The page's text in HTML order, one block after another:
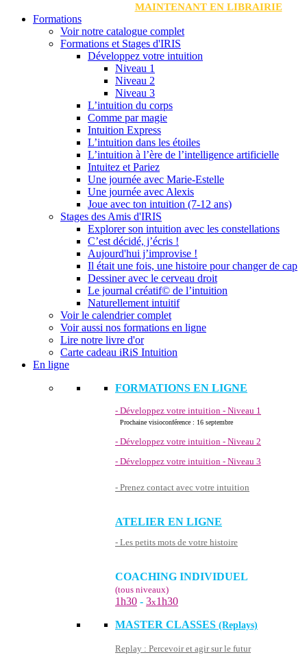
MAINTENANT EN LIBRAIRIE
Formations
Voir notre catalogue complet
Formations et Stages d'IRIS
Développez votre intuition
Niveau 1
Niveau 2
Niveau 3
L’intuition du corps
Comme par magie
Intuition Express
L’intuition dans les étoiles
L’intuition à l’ère de l’intelligence artificielle
Intuitez et Pariez
Une journée avec Marie-Estelle
Une journée avec Alexis
Joue avec ton intuition (7-12 ans)
Stages des Amis d'IRIS
Explorer son intuition avec les constellations
C’est décidé, j’écris !
Aujourd'hui j’improvise !
Il était une fois, une histoire pour changer de cap
Dessiner avec le cerveau droit
Le journal créatif© de l’intuition
Naturellement intuitif
Voir le calendrier complet
Voir aussi nos formations en ligne
Lire notre livre d'or
Carte cadeau iRiS Intuition
En ligne
FORMATIONS EN LIGNE
- Développez votre intuition - Niveau 1
Prochaine visioconférence : 16 septembre
- Développez votre intuition - Niveau 2
- Développez votre intuition - Niveau 3
- Prenez contact avec votre intuition
ATELIER EN LIGNE
- Les petits mots de votre histoire
COACHING INDIVIDUEL
(tous niveaux)
1h30 - 3x1h30
MASTER CLASSES (Replays)
Replay : Percevoir et agir sur le futur